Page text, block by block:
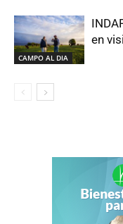
CAMPO AL DIA
en